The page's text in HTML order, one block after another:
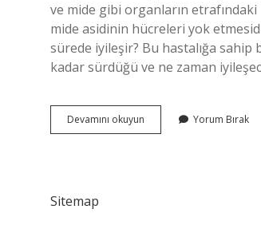
ve mide gibi organların
mide asidinin hücreleri yok
sürede iyileşir? Bu hastalığa
kadar sürdüğü ve ne zaman
Devamını okuyun Bağırsaklar
Ne
Yorum Bırak
Sitemap